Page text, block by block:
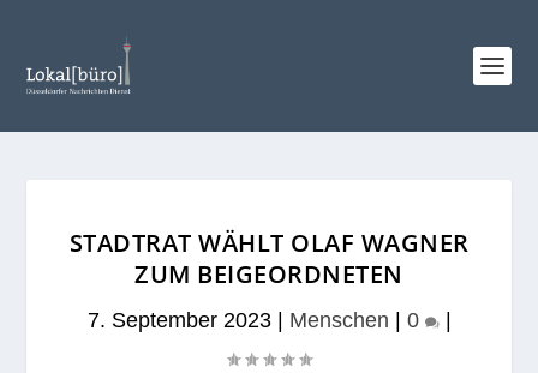
STADTRAT WÄHLT OLAF WAGNER
ZUM BEIGEORDNETEN
7. September 2023| Menschen 0 |